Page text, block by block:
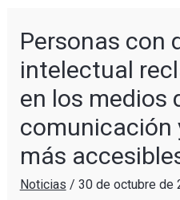
Personas con
intelectual
en los medios
comunicación
más
Noticias / 30 de octubre de